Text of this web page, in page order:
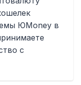
ЮMoney в
с